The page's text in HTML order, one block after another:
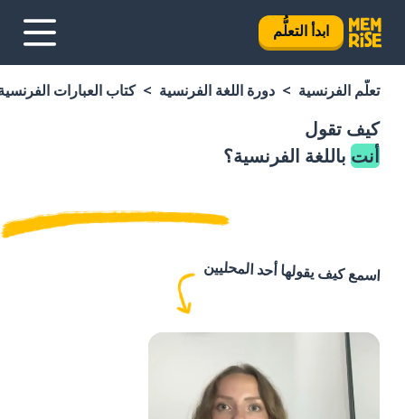
ابدأ التعلُّم
تعلَّم الفرنسية دورة اللغة الفرنسية كتاب العبارات
كيف تقول
أنت باللغة الفرنسية؟
اسمع كيف يقولها أحد المحليين